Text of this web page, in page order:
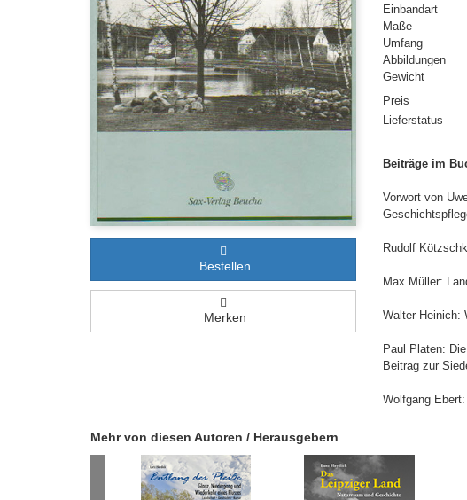
Bestellen
Merken
Einbandart
Maße
Umfang
Abbildungen
Gewicht
Preis
Lieferstatus
Beiträge im
Vorwort von
Rudolf
Max Müller:
Walter Heinich:
Paul Platen:
Beitrag zur
Wolfgang
Mehr von diesen Autoren / Herausgebern